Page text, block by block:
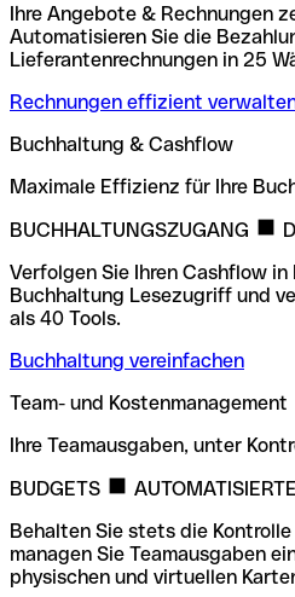
Ihre Angebote & Rechnungen
Automatisieren Sie die
Lieferantenrechnungen in 25
Rechnungen effizient
Buchhaltung & Cashflow
Maximale Effizienz für Ihre
BUCHHALTUNGSZUGANG
Verfolgen Sie Ihren Cashflow
Buchhaltung Lesezugriff und
als 40 Tools.
Buchhaltung vereinfachen
Team- und Kostenmanagement
Ihre Teamausgaben, unter
BUDGETS
Behalten Sie stets die
managen Sie Teamausgaben
physischen und virtuellen